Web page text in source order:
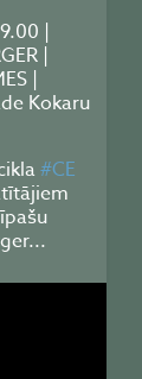
|
|
|
Kokaru
#CE